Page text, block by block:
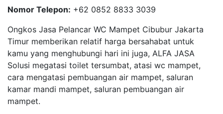
Nomor Telepon: +62 0852 8833 3039
Ongkos Jasa Pelancar WC Mampet Cibubur Jakarta
Timur memberikan relatif harga bersahabat untuk
kamu yang menghubungi hari ini juga, ALFA JASA
Solusi megatasi toilet tersumbat, atasi wc mampet,
cara mengatasi pembuangan air mampet, saluran
kamar mandi mampet, saluran pembuangan air
mampet.